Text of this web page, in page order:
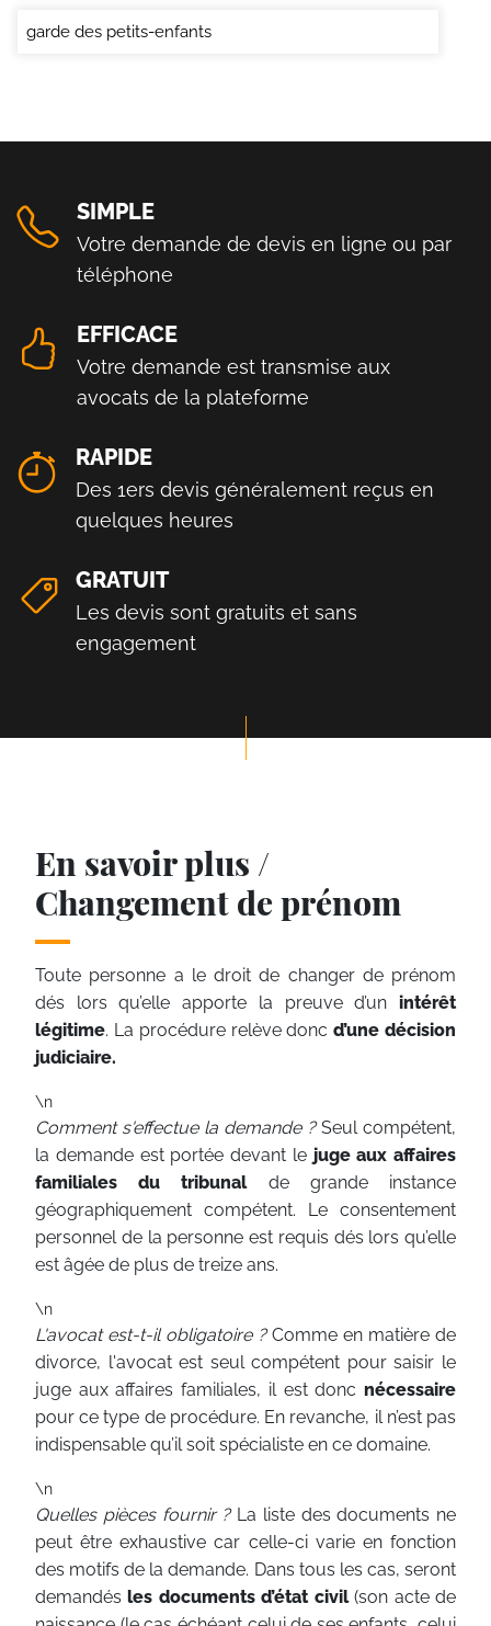
garde des petits-enfants
SIMPLE
Votre demande de devis en ligne ou par
téléphone
EFFICACE
Votre demande est transmise aux
avocats de la plateforme
RAPIDE
Des 1ers devis généralement reçus en
quelques heures
GRATUIT
Les devis sont gratuits et sans
engagement
En savoir plus /
Changement de prénom
Toute personne a le droit de changer de prénom
dés lors qu’elle apporte la preuve d’un intérêt
légitime. La procédure relève doncd’une décision
judiciaire.
\n
Comment s'effectue la demande ?Seul compétent,
la demande est portée devant le juge aux affaires
familiales du tribunalde grande instance
géographiquement compétent. Le consentement
personnel de la personne est requis dés lors qu’elle
est âgée de plus de treize ans.
\n
L'avocat est-t-il obligatoire ?Comme en matière de
divorce, l'avocat est seul compétent pour saisir le
juge aux affaires familiales, il est donc nécessaire
pour ce type de procédure. En revanche, il n’est pas
indispensable qu’il soit spécialiste en ce domaine.
\n
Quelles pièces fournir ? La liste des documents ne
peut être exhaustive car celle-ci varie en fonction
des motifs de la demande. Dans tous les cas, seront
demandésles documents d’état civil(son acte de